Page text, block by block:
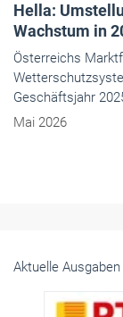
Hella:
Wachstum in
Österreichs
Geschäftsjahr
Mai 2026
Aktuelle Ausgaben